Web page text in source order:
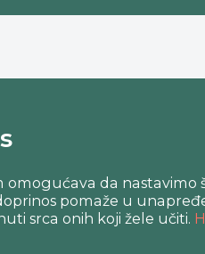
omogućava da
pomaže u
srca onih koji žele učiti.